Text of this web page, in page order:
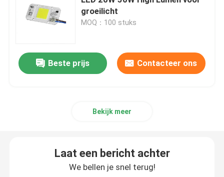
Hoogste SMD-leiden
Zijaanzichtsmd leiden
Meerkleurige SMD LED
groeilicht
MOQ：100 stuks
Beste prijs Contacteer ons
Bekijk meer
Laat een bericht achter
We bellen je snel terug!